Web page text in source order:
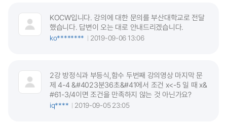
KOCW입니다. 강의에 대한 문의를 부산대학교로 전달
했습니다. 답변이 오는 대로 안내드리겠습니다.
ko********
2019-09-06 13:06
2강 방정식과 부등식,함수 두번째 강의영상 마지막 문
제 4-4 &#4023분36초&#41에서 조건 x<-5 일 때 x&
#61-3/4이면 조건을 만족하지 않는 것 아닌가요?
iq****
2019-09-05 23:05